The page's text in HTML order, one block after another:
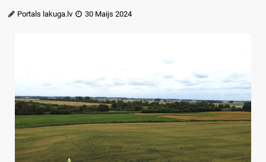
Portals lakuga.lv 30 Maijs 2024